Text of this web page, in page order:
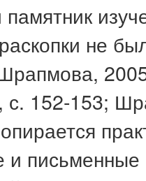
не
с. 152-153;
и